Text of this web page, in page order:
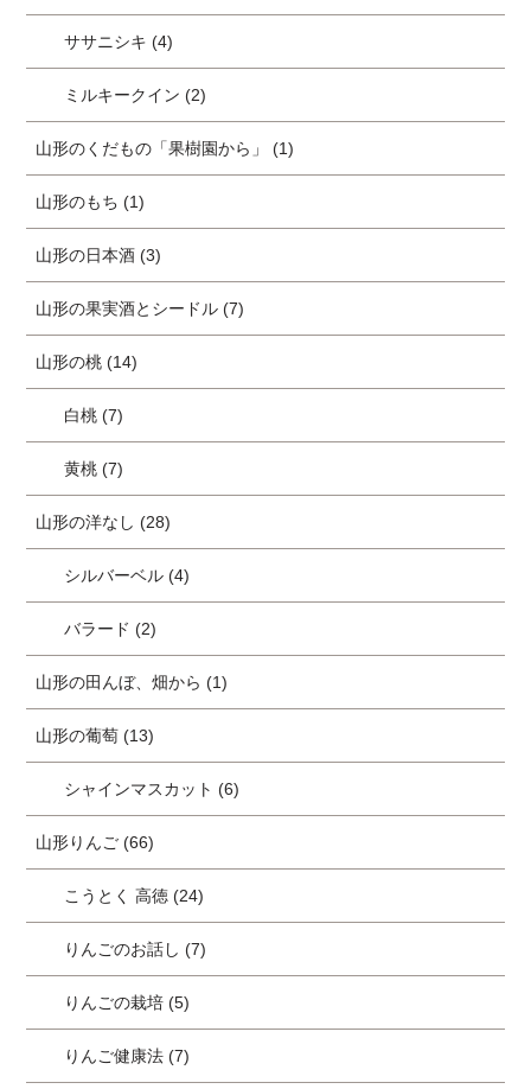
ササニシキ (4)
ミルキークイン (2)
山形のくだもの「果樹園から」 (1)
山形のもち (1)
山形の日本酒 (3)
山形の果実酒とシードル (7)
山形の桃 (14)
白桃 (7)
黄桃 (7)
山形の洋なし (28)
シルバーベル (4)
バラード (2)
山形の田んぼ、畑から (1)
山形の葡萄 (13)
シャインマスカット (6)
山形りんご (66)
こうとく 高徳 (24)
りんごのお話し (7)
りんごの栽培 (5)
りんご健康法 (7)